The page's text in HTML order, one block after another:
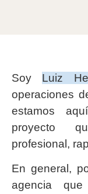
Soy Luiz
operaciones
estamos
proyecto
profesional,
En general,
agencia